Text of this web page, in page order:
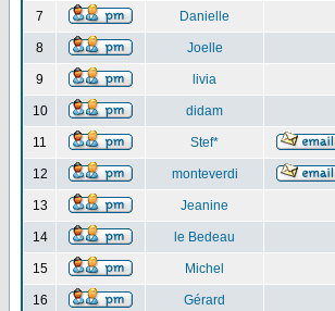
7 Danielle
8 Joelle
9 livia
10 didam
11 Stef*
12 monteverdi
13 Jeanine
14 le Bedeau
15 Michel
16 Gérard